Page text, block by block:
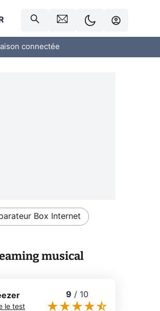
connectée
Box Internet
musical
le test
9 / 10